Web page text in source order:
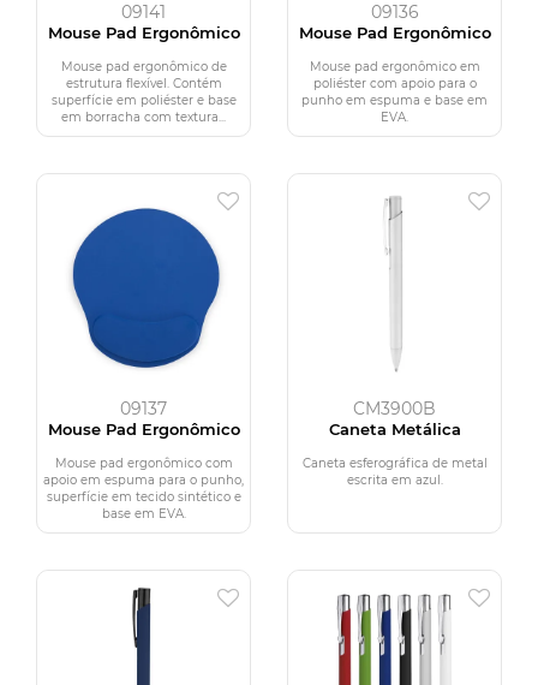
09141
Mouse Pad Ergonômico
Mouse pad ergonômico de
estrutura flexível. Contém
superfície em poliéster e base
em borracha com textura...
09136
Mouse Pad Ergonômico
Mouse pad ergonômico em
poliéster com apoio para o
punho em espuma e base em
EVA.
09137
Mouse Pad Ergonômico
Mouse pad ergonômico com
apoio em espuma para o punho,
superfície em tecido sintético e
base em EVA.
CM3900B
Caneta Metálica
Caneta esferográfica de metal
escrita em azul.